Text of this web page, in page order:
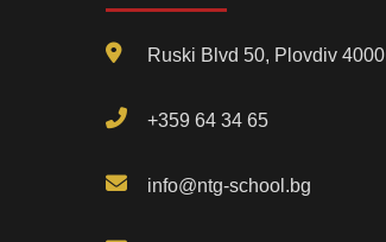
Ruski Blvd 50, Plovdiv 4000
+359 64 34 65
info@ntg-school.bg